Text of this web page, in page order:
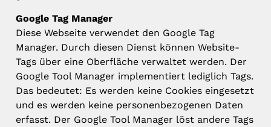
Google Tag Manager
Diese Webseite verwendet den Google Tag
Manager. Durch diesen Dienst können Website-
Tags über eine Oberfläche verwaltet werden. Der
Google Tool Manager implementiert lediglich Tags.
Das bedeutet: Es werden keine Cookies eingesetzt
und es werden keine personenbezogenen Daten
erfasst. Der Google Tool Manager löst andere Tags